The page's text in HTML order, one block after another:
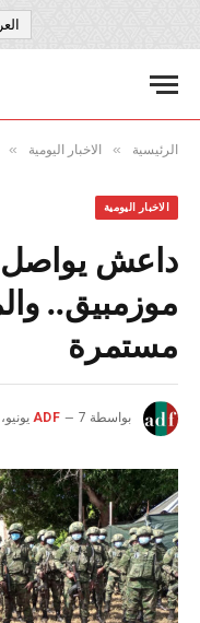
الرئيسية » الاخبار اليومية »
الاخبار اليومية
داعش يواصل
موزمبيق..
مستمرة
بواسطة ADF 7 يونيو، 2022